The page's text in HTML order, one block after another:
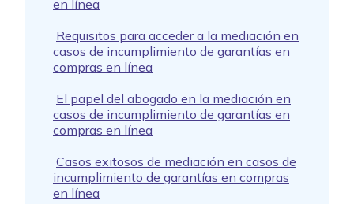
en línea
Requisitos para acceder a la mediación en
casos de incumplimiento de garantías en
compras en línea
El papel del abogado en la mediación en
casos de incumplimiento de garantías en
compras en línea
Casos exitosos de mediación en casos de
incumplimiento de garantías en compras
en línea